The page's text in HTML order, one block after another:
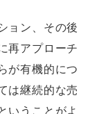
ョン、その後
再アプローチ
が有機的につ
は継続的な売
いうことがよ